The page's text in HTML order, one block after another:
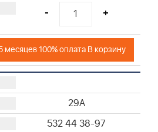
- +
месяцев 100% оплата В корзину
29A
532 44 38-97